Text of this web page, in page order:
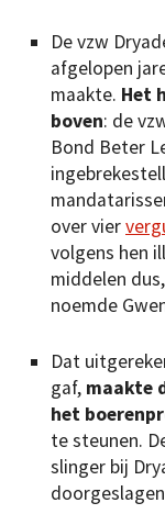
De vzw
afgelopen
maakte. Het
boven: de
Bond Beter
over vier
volgens hen
middelen
noemde
Dat
gaf, maakte
het
te steunen.
slinger bij